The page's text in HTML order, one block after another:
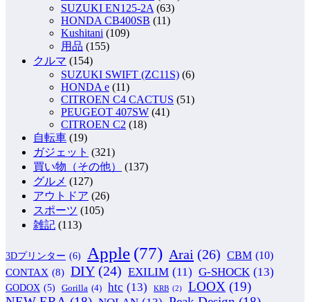
SUZUKI EN125-2A (63)
HONDA CB400SB (11)
Kushitani (109)
用品 (155)
クルマ (154)
SUZUKI SWIFT (ZC11S) (6)
HONDA e (11)
CITROEN C4 CACTUS (51)
PEUGEOT 407SW (41)
CITROEN C2 (18)
自転車 (19)
ガジェット (321)
買い物（その他）
(137)
グルメ (127)
アウトドア (26)
スポーツ (105)
雑記 (113)
3Dプリンター (6) Apple (77) Arai (26) CBM (10)
CONTAX (8) DIY (24) EXILIM (11) G-SHOCK (13)
GODOX (5) Gorilla (4) htc (13) KRB (2) LOOX (19)